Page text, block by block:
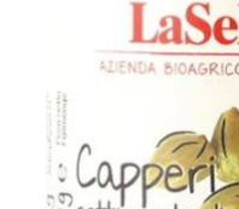
Veggie & Vegan
Backwaren
Trockensortiment
Getränke